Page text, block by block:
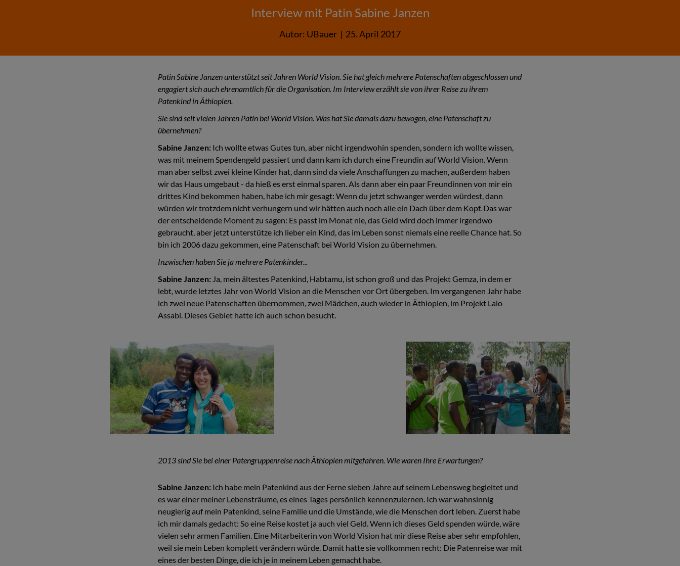
Interview mit Patin Sabine Janzen
Autor: UBauer | 25. April 2017
Patin Sabine Janzen unterstützt seit Jahren World Vision. Sie hat gleich mehrere Patenschaften abgeschlossen und
engagiert sich auch ehrenamtlich für die Organisation. Im Interview erzählt sie von ihrer Reise zu ihrem
Patenkind in Äthiopien.
Sie sind seit vielen Jahren Patin bei World Vision. Was hat Sie damals dazu bewogen, eine Patenschaft zu
übernehmen?
Sabine Janzen: Ich wollte etwas Gutes tun, aber nicht irgendwohin spenden, sondern ich wollte wissen,
was mit meinem Spendengeld passiert und dann kam ich durch eine Freundin auf World Vision. Wenn
man aber selbst zwei kleine Kinder hat, dann sind da viele Anschaffungen zu machen, außerdem haben
wir das Haus umgebaut - da hieß es erst einmal sparen. Als dann aber ein paar Freundinnen von mir ein
drittes Kind bekommen haben, habe ich mir gesagt: Wenn du jetzt schwanger werden würdest, dann
würden wir trotzdem nicht verhungern und wir hätten auch noch alle ein Dach über dem Kopf. Das war
der entscheidende Moment zu sagen: Es passt im Monat nie, das Geld wird doch immer irgendwo
gebraucht, aber jetzt unterstütze ich lieber ein Kind, das im Leben sonst niemals eine reelle Chance hat. So
bin ich 2006 dazu gekommen, eine Patenschaft bei World Vision zu übernehmen.
Inzwischen haben Sie ja mehrere Patenkinder...
Sabine Janzen: Ja, mein ältestes Patenkind, Habtamu, ist schon groß und das Projekt Gemza, in dem er
lebt, wurde letztes Jahr von World Vision an die Menschen vor Ort übergeben. Im vergangenen Jahr habe
ich zwei neue Patenschaften übernommen, zwei Mädchen, auch wieder in Äthiopien, im Projekt Lalo
Assabi. Dieses Gebiet hatte ich auch schon besucht.
2013 sind Sie bei einer Patengruppenreise nach Äthiopien mitgefahren. Wie waren Ihre Erwartungen?
Sabine Janzen: Ich habe mein Patenkind aus der Ferne sieben Jahre auf seinem Lebensweg begleitet und
es war einer meiner Lebensträume, es eines Tages persönlich kennenzulernen. Ich war wahnsinnig
neugierig auf mein Patenkind, seine Familie und die Umstände, wie die Menschen dort leben. Zuerst habe
ich mir damals gedacht: So eine Reise kostet ja auch viel Geld. Wenn ich dieses Geld spenden würde, wäre
vielen sehr armen Familien. Eine Mitarbeiterin von World Vision hat mir diese Reise aber sehr empfohlen,
weil sie mein Leben komplett verändern würde. Damit hatte sie vollkommen recht: Die Patenreise war mit
eines der besten Dinge, die ich je in meinem Leben gemacht habe.